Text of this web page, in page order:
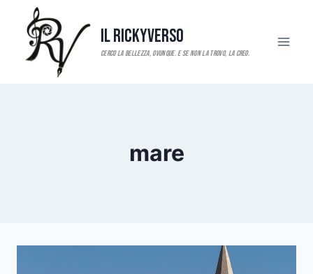
contenuto
Il RickyVerso
mare